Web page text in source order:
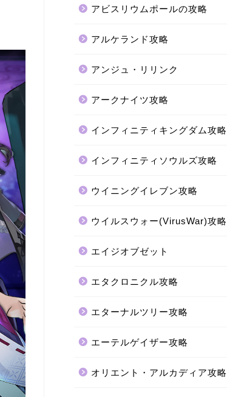
アビスリウムポールの攻略
アルケランド攻略
アンジュ・リリンク
アークナイツ攻略
インフィニティキングダム攻略
インフィニティソウルズ攻略
ウイニングイレブン攻略
ウイルスウォー(VirusWar)攻略
エイジオブゼット
エタクロニクル攻略
エターナルツリー攻略
エーテルゲイザー攻略
オリエント・アルカディア攻略